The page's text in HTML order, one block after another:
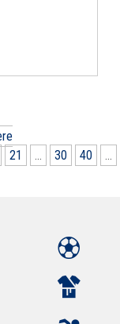
21 ... 30 40
...